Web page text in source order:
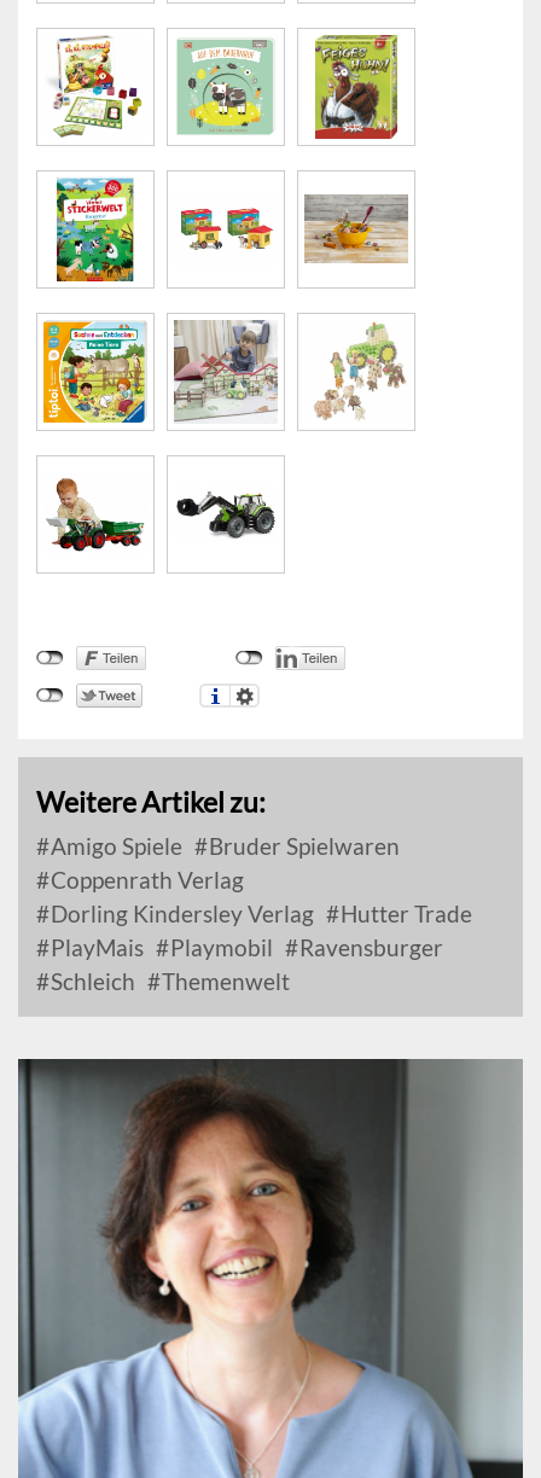
Weitere Artikel zu:
Amigo Spiele
Bruder Spielwaren
Coppenrath Verlag
Dorling Kindersley Verlag
Hutter Trade
PlayMais
Playmobil
Ravensburger
Schleich
Themenwelt